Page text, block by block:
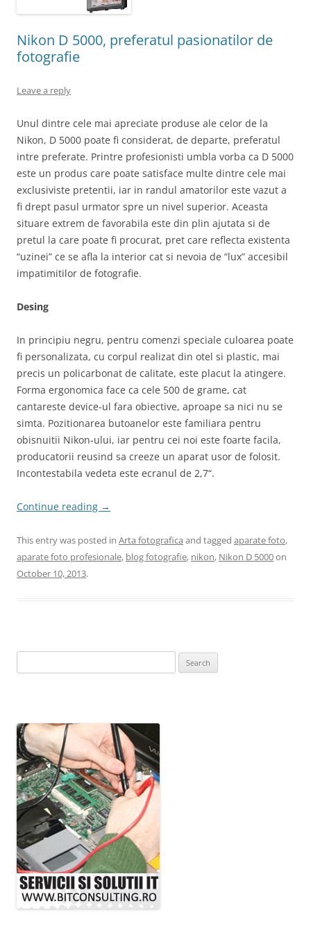
Nikon D 5000, preferatul pasionatilor de
fotografie
Leave a reply
Unul dintre cele mai apreciate produse ale celor de la
Nikon, D 5000 poate fi considerat, de departe, preferatul
intre preferate. Printre profesionisti umbla vorba ca D 5000
este un produs care poate satisface multe dintre cele mai
exclusiviste pretentii, iar in randul amatorilor este vazut a
fi drept pasul urmator spre un nivel superior. Aceasta
situare extrem de favorabila este din plin ajutata si de
pretul la care poate fi procurat, pret care reflecta existenta
“uzinei” ce se afla la interior cat si nevoia de “lux” accesibil
impatimitilor de fotografie.
Desing
In principiu negru, pentru comenzi speciale culoarea poate
fi personalizata, cu corpul realizat din otel si plastic, mai
precis un policarbonat de calitate, este placut la atingere.
Forma ergonomica face ca cele 500 de grame, cat
cantareste device-ul fara obiective, aproape sa nici nu se
simta. Pozitionarea butoanelor este familiara pentru
obisnuitii Nikon-ului, iar pentru cei noi este foarte facila,
producatorii reusind sa creeze un aparat usor de folosit.
Incontestabila vedeta este ecranul de 2,7“.
Continue reading →
This entry was posted in Arta fotografica and tagged aparate foto,
aparate foto profesionale, blog fotografie, nikon, Nikon D 5000on
October 10, 2013.
for: